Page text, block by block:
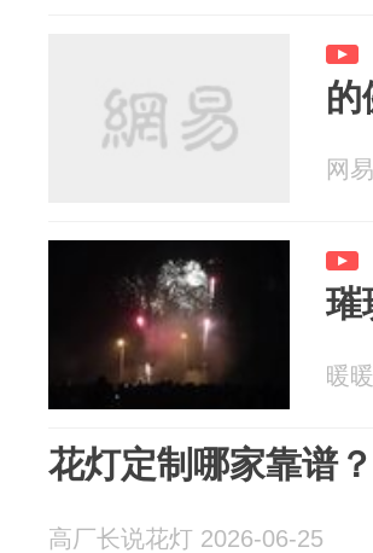
的
网
璀
暖
花灯定制哪家靠谱
高厂长说花灯 2026-06-25